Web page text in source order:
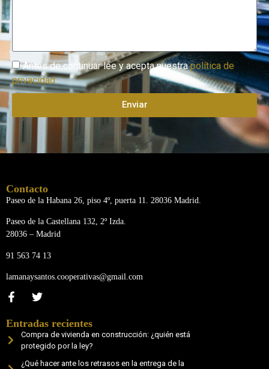
Antes de continuar lee y acepta nuestrapolítica de
privacidad
Enviar
Contacto
Paseo de la Habana 26, piso 4º, puerta 11. 28036 Madrid.
Paseo de la Castellana 132, 2º Izda.
28036 – Madrid
91 563 74 13
lamanaysantos.cooperativas@gmail.com
Entradas recientes
Compra de vivienda en construcción: ¿quién está
protegido por la ley?
¿Qué hacer ante los retrasos en la entrega de la